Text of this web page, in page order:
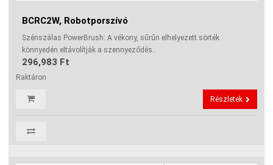
BCRC2W, Robotporszívó
Szénszálas PowerBrush: A vékony, sűrűn elhelyezett sörték
könnyedén eltávolítják a szennyeződés..
296,983 Ft
Raktáron
Részletek